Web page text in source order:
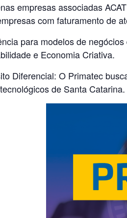
empresas associadas
com faturamento de
para modelos de
e Economia Criativa.
Diferencial: O Primatec
de Santa Catarina.